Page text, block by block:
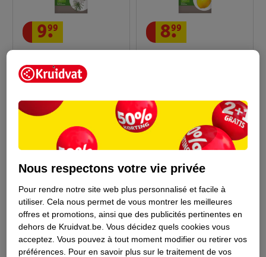
Bio Tea Tree (Arbre À
Thé)
20ml
9.
99
4
8.
99
Nous respectons votre vie privée
Pour rendre notre site web plus personnalisé et facile à
utiliser. Cela nous permet de vous montrer les meilleures
offres et promotions, ainsi que des publicités pertinentes en
dehors de Kruidvat.be. Vous décidez quels cookies vous
acceptez. Vous pouvez à tout moment modifier ou retirer vos
préférences. Pour en savoir plus sur le traitement de vos